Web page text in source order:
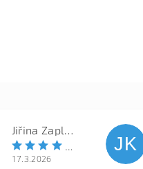
Jiřina Zapletalová
17.3.2026
JK